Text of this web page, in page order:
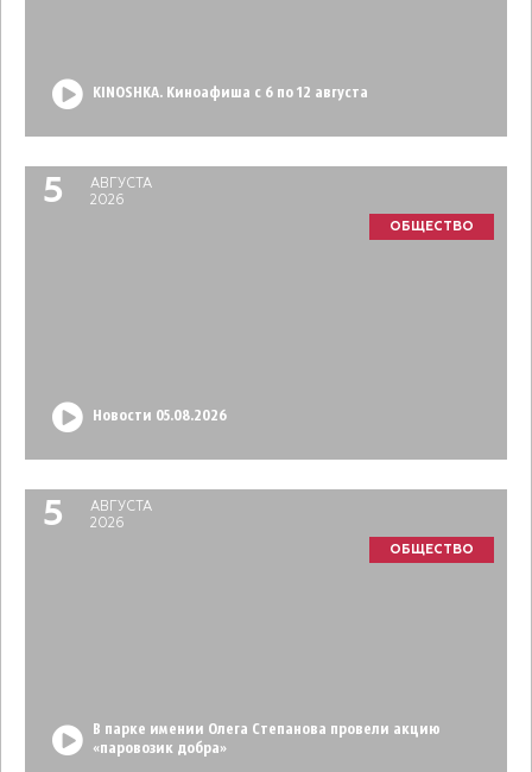
KINOSHKA. Киноафиша с 6 по 12 августа
5
АВГУСТА
2026
ОБЩЕСТВО
Новости 05.08.2026
5
АВГУСТА
2026
ОБЩЕСТВО
В парке имении Олега Степанова провели акцию
«паровозик добра»